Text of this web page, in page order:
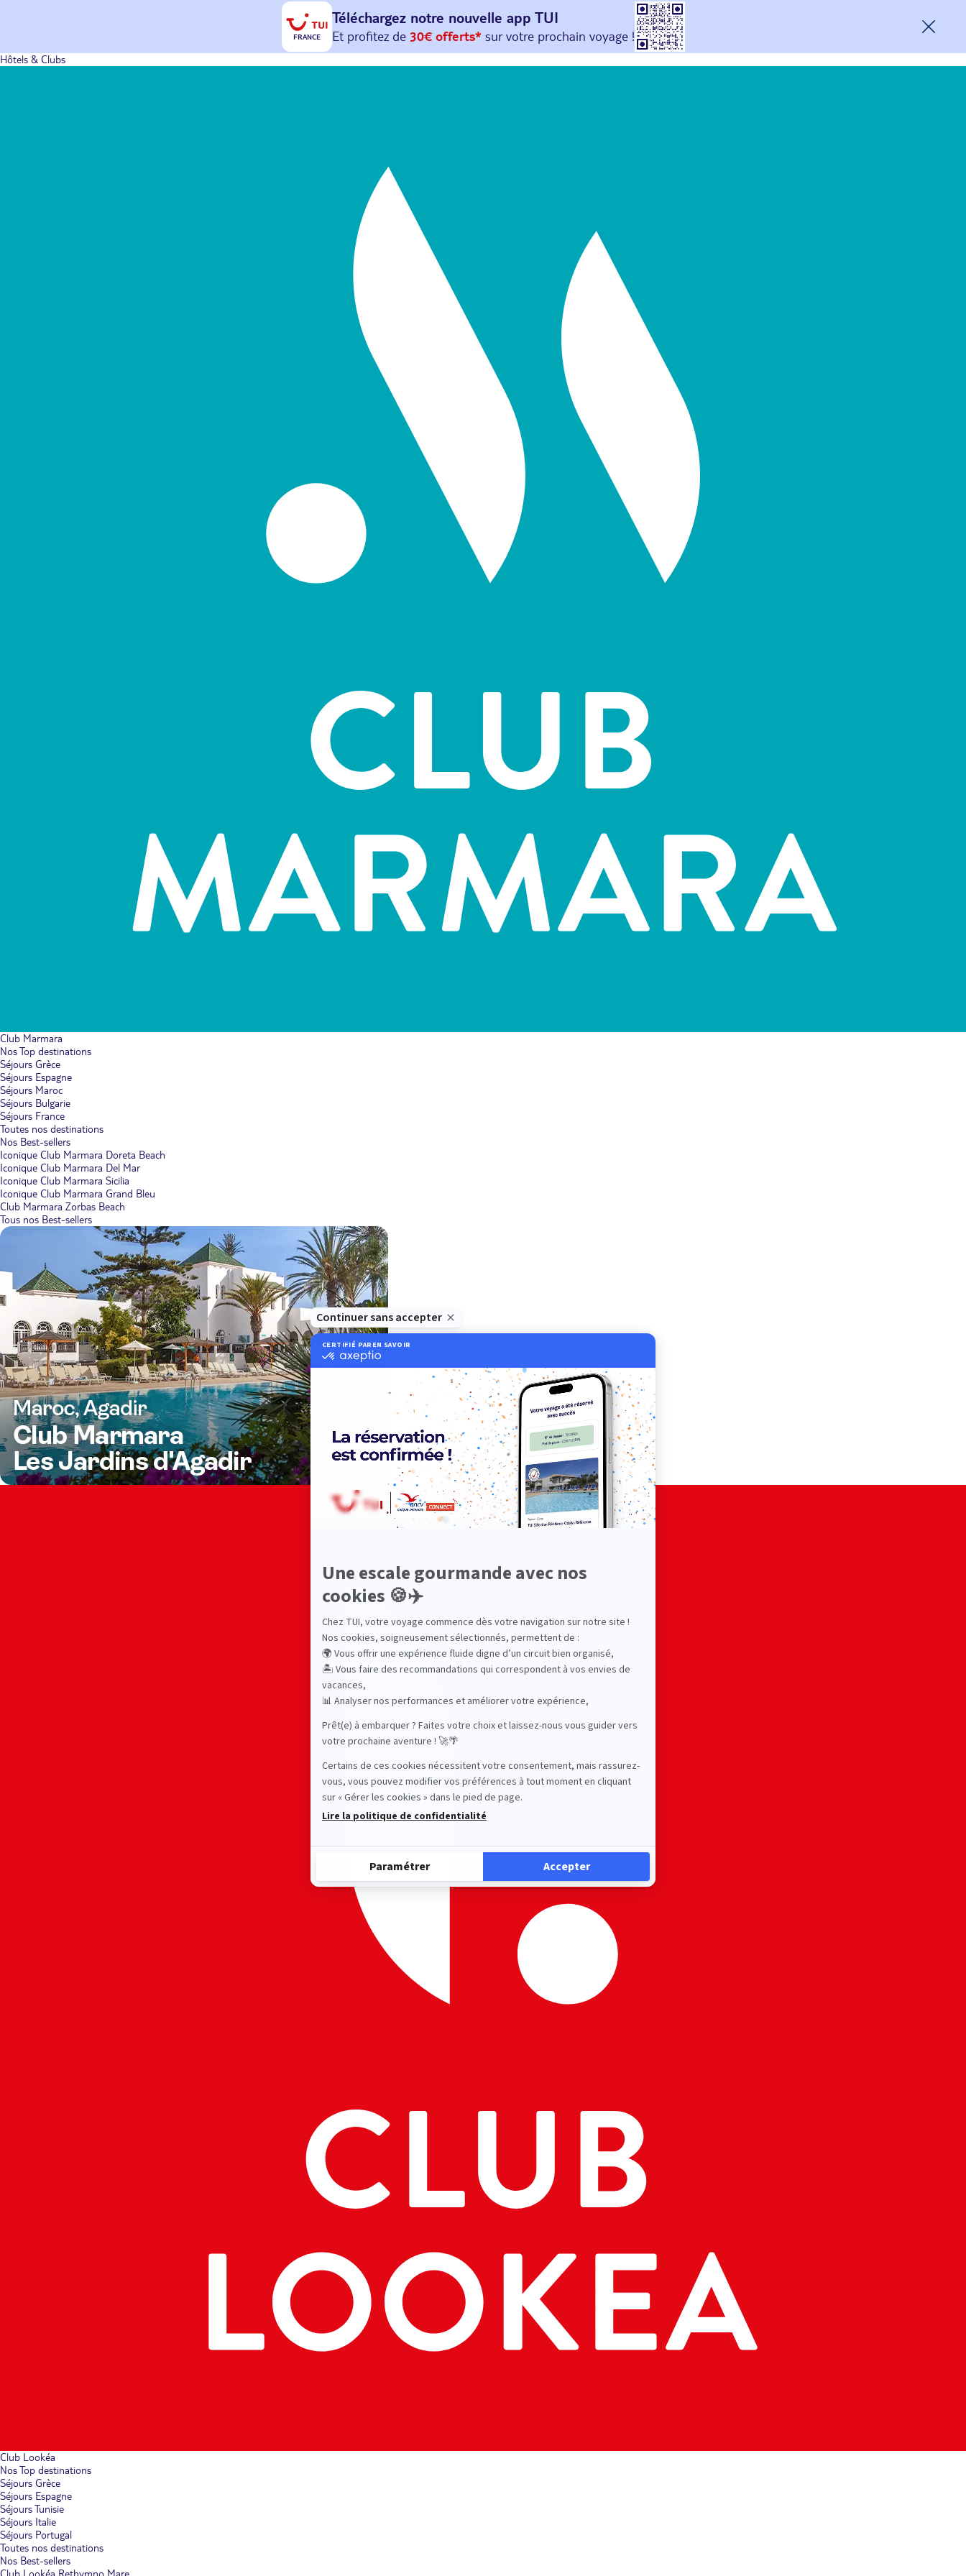
FRANCE
Téléchargez notre nouvelle app TUI
Et profitez de 30€ offerts*sur votreprochain
avec le code : HAPPYAPP
Hôtels & Clubs
Club Marmara
Nos Top destinations
Séjours Grèce
Séjours Espagne
Séjours Maroc
Séjours Bulgarie
Séjours France
Toutes nos destinations
Nos Best-sellers
Iconique Club Marmara Doreta Beach
Iconique Club Marmara Del Mar
Iconique Club Marmara Sicilia
Iconique Club Marmara Grand Bleu
Club Marmara Zorbas Beach
Tous nos Best-sellers
Club Lookéa
Nos Top destinations
Séjours Grèce
Séjours Espagne
Séjours Tunisie
Séjours Italie
Séjours Portugal
Toutes nos destinations
Nos Best-sellers